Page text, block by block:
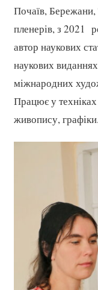
Почаїв,
пленерів, з 2021
автор наукових
наукових
міжнародних
Працює у техніках
живопису, графіки.